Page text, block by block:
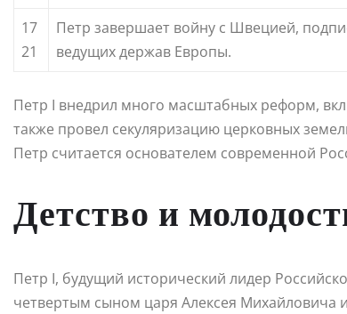
17
21
Петр завершает войну с Швецией,
ведущих держав Европы.
Петр I внедрил много масштабных реформ,
также провел секуляризацию церковных
Петр считается основателем современной
Детство и
Петр I, будущий исторический лидер
четвертым сыном царя Алексея